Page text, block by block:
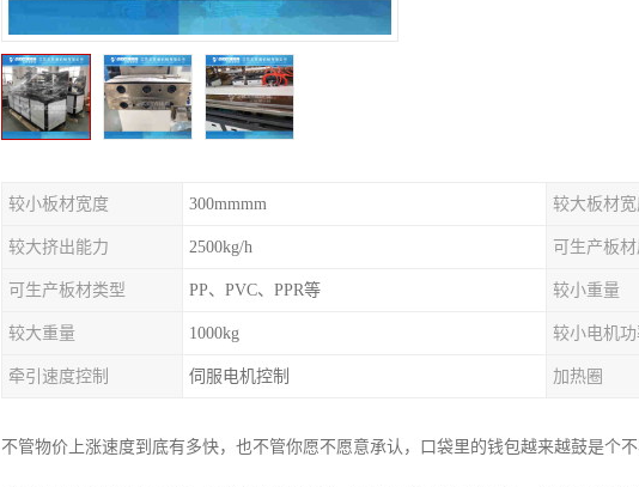
较小板材宽度 300mmmm 较大板材
较大挤出能力 2500kg/h 可生产板
可生产板材类型 PP、PVC、PPR等 较小重量
较大重量 1000kg 较小电机
牵引速度控制 伺服电机控制 加热圈
不管物价上涨速度到底有多快，也不管你愿不愿意承认，口袋里的钱包越来越鼓是个